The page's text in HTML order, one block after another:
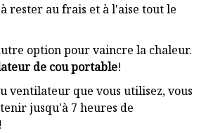
rester au frais et à l'aise tout le
option pour vaincre la chaleur.
de cou portable!
ventilateur que vous utilisez, vous
jusqu'à 7 heures de